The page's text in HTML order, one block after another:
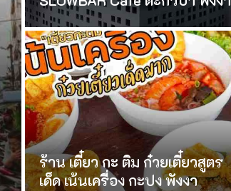
ร้าน เตี๋ยว กะ ติม ก๋วยเตี๋ยวสูตร
เด็ด เน้นเครื่อง กะปง พังงา